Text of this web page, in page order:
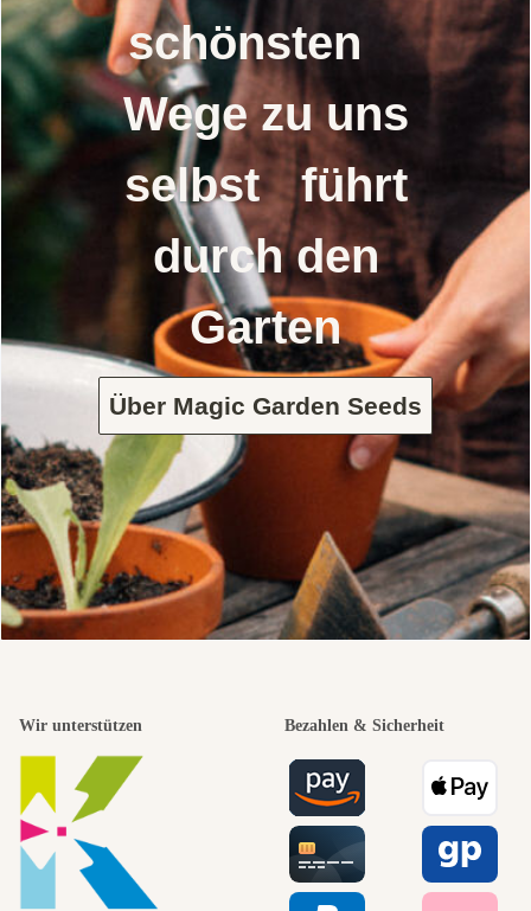
schönsten
Wege zu uns
selbst führt
durch den
Garten
Über Magic Garden Seeds
Wir unterstützen Bezahlen & Sicherheit